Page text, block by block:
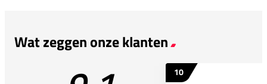
Wat zeggen onze klanten
10